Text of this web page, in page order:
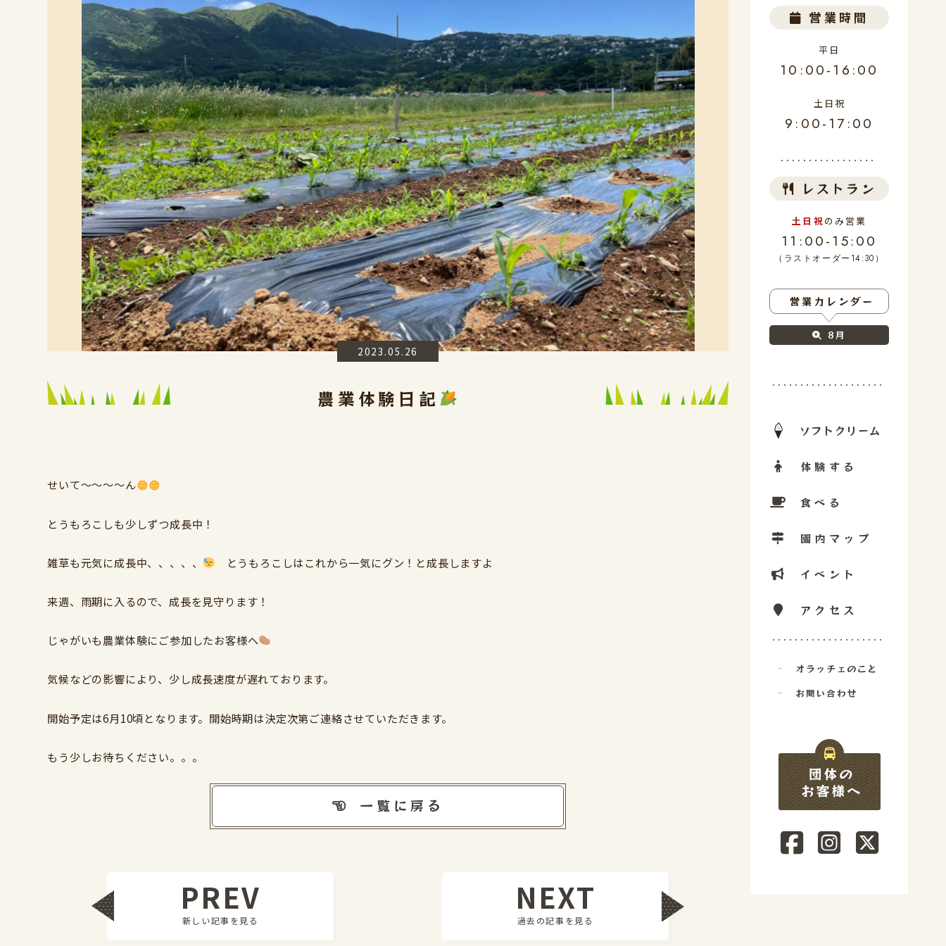
営業時間
平日
10:00-16:00
土日祝
9:00-17:00
レストラン
土日祝のみ営業
11:00-15:00
（ラストオーダー14:30）
営業カレンダー
8月
ソフトクリーム
体験する
食べる
園内マップ
イベント
アクセス
オラッチェのこと
お問い合わせ
2023.05.26
農業体験日記
せいて～～～～ん
とうもろこしも少しずつ成長中！
雑草も元気に成長中、、、、、 とうもろこしはこれから一気にグン！と成長しますよ
来週、雨期に入るので、成長を見守ります！
じゃがいも農業体験にご参加したお客様へ
気候などの影響により、少し成長速度が遅れております。
開始予定は6月10頃となります。開始時期は決定次第ご連絡させていただきます。
もう少しお待ちください。。。
一覧に戻る
PREV
新しい記事を見る
NEXT
過去の記事を見る